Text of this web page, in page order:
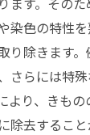
染色の特性
り除きます
さらには特
より、きも
除去すること